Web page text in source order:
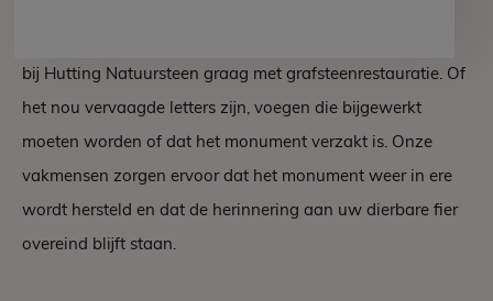
bij Hutting Natuursteen graag met grafsteenrestauratie. Of
het nou vervaagde letters zijn, voegen die bijgewerkt
moeten worden of dat het monument verzakt is. Onze
vakmensen zorgen ervoor dat het monument weer in ere
wordt hersteld en dat de herinnering aan uw dierbare fier
overeind blijft staan.